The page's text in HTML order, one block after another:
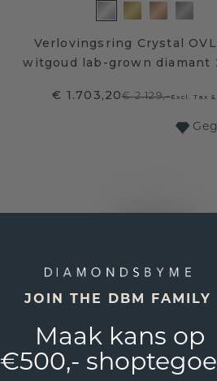
Verlovingsring Crystal OVL
witgoud lab-grown diamant
€ 1.703,20€ 2.129,-Excl. Tax &
JOIN THE DBM FAMILY
Maak kans op
€500,-